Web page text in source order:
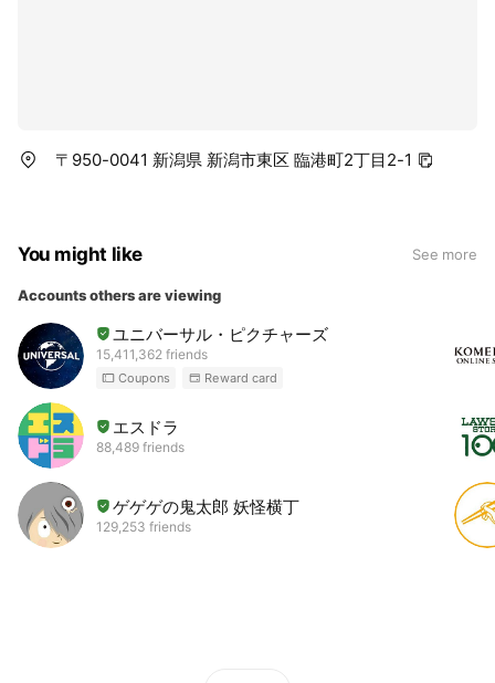
〒950-0041 新潟県 新潟市東区 臨港町2丁目2-1
You might like See more
Accounts others are viewing
ユニバーサル・ピクチャーズ
15,411,362 friends
Coupons Reward card
エスドラ
88,489 friends
ゲゲゲの鬼太郎 妖怪横丁
129,253 friends